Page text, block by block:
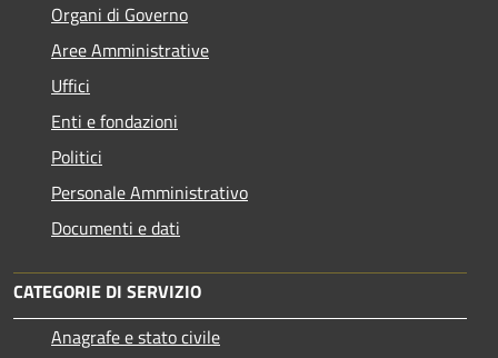
Organi di Governo
Aree Amministrative
Uffici
Enti e fondazioni
Politici
Personale Amministrativo
Documenti e dati
CATEGORIE DI SERVIZIO
Anagrafe e stato civile